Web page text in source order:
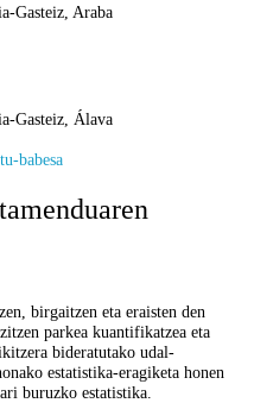
Gasteiz Araba
Gasteiz Álava
babesa
birgaitzen eta eraisten den
parkea kuantifikatzea eta
bideratutako udal-
estatistika-eragiketa honen
buruzko estatistika.